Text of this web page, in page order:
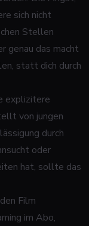
sich nicht
Stellen
genau das macht
statt dich durch
explizitere
von jungen
durch
oder
hat, sollte das
Film
im Abo,